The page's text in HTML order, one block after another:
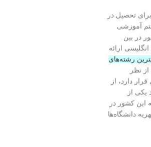
برای تحصیل در
آموزشی
در بین
ارائه
رشته‌های
نظر
دارد، از
از
این کشور در
دانشگاه‌ها